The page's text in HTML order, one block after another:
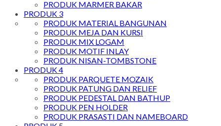
PRODUK MARMER BAKAR
PRODUK 3
PRODUK MATERIAL BANGUNAN
PRODUK MEJA DAN KURSI
PRODUK MIX LOGAM
PRODUK MOTIF INLAY
PRODUK NISAN-TOMBSTONE
PRODUK 4
PRODUK PARQUETE MOZAIK
PRODUK PATUNG DAN RELIEF
PRODUK PEDESTAL DAN BATHUP
PRODUK PEN HOLDER
PRODUK PRASASTI DAN NAMEBOARD